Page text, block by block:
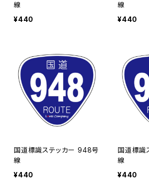
線
¥440
線
¥440
国道標識ステッカー 948号
線
¥440
国道標識
線
¥440